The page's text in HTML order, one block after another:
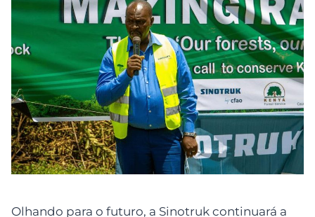
Olhando para o futuro, a Sinotruk continuará a